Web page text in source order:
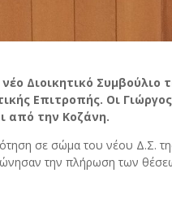
Διοικητικό Συμβούλιο
Επιτροπής. Οι
από την Κοζάνη.
σε σώμα του νέου Δ.Σ.
την πλήρωση των